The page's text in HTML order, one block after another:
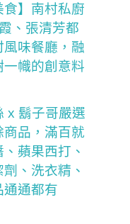
食】南村私廚
、張清芳都
風味餐廳，融
幟的創意料
x 鬍子哥嚴選
品，滿百就
蘋果西打、
、洗衣精、
通通都有